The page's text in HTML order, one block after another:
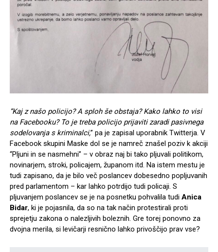
“Kaj z našo policijo? A sploh še obstaja? Kako lahko to visi
na Facebooku? To je treba policijo prijaviti zaradi pasivnega
sodelovanja s kriminalci,” pa je zapisal uporabnik Twitterja. V
Facebook skupini Maske dol se je namreč znašel poziv k akciji
“Pljuni in se nasmehni” – v obraz naj bi tako pljuvali politikom,
novinarjem, stroki, policajem, županom itd. Na istem mestu je
tudi zapisano, da je bilo več poslancev dobesedno popljuvanih
pred parlamentom – kar lahko potrdijo tudi policaji. S
pljuvanjem poslancev se je na posnetku pohvalila tudi Anica
Bidar, ki je pojasnila, da so na tak način protestirali proti
sprejetju zakona o nalezljivih boleznih. Gre torej ponovno za
dvojna merila, si levičarji resnično lahko privoščijo prav vse?